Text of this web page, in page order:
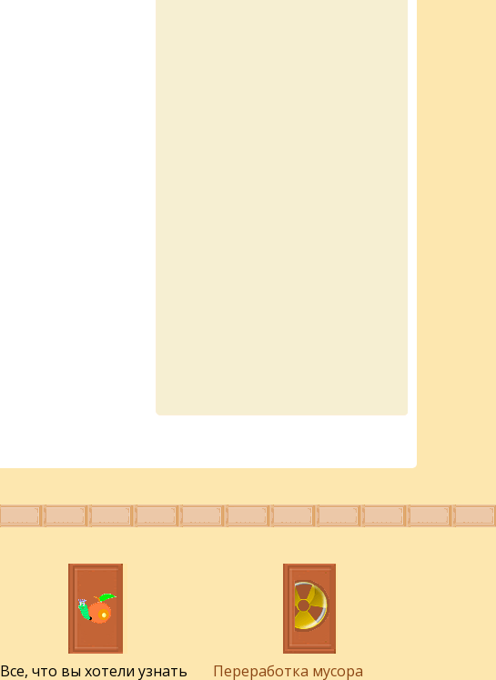
Все, что вы хотели узнать
Переработка мусора